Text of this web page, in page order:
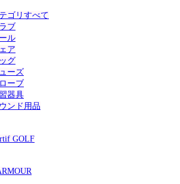
ゴリすべて
ブ
ル
ア
グ
ーズ
ーブ
器具
ンド用品
GOLF